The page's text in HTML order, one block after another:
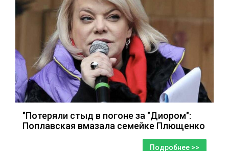
"Потеряли стыд в погоне за "Диором":
Поплавская вмазала семейке Плющенко
Подробнее >>